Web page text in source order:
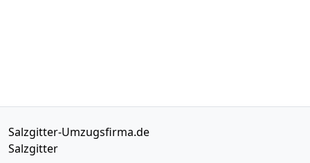
Salzgitter-Umzugsfirma.de
Salzgitter